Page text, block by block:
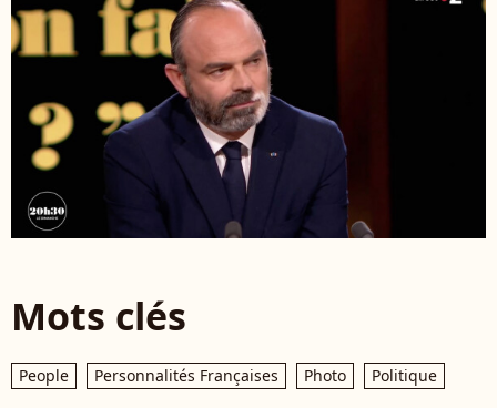
Mots clés
People Personnalités Françaises Photo Politique